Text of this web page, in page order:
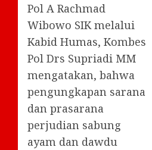
Pol A Rachmad
Wibowo SIK melalui
Kabid Humas, Kombes
Pol Drs Supriadi MM
mengatakan, bahwa
pengungkapan sarana
dan prasarana
perjudian sabung
ayam dan dawdu